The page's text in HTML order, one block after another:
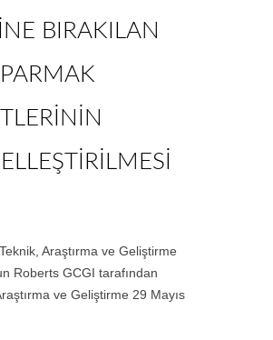
BIRAKILAN
Araştırma ve Geliştirme
Roberts GCGI tarafından
ve Geliştirme 29 Mayıs